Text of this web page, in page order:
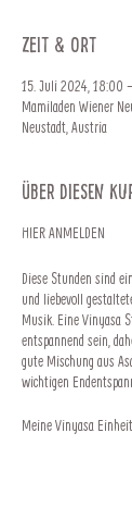
Zeit & Ort
15. Juli 2024, 18:00
Mamiladen Wiener
Neustadt, Austria
Über diesen
HIER ANMELDEN
Diese Stunden sind
und liebevoll
Musik. Eine Vinyasa
entspannend sein,
gute Mischung aus
wichtigen
Meine Vinyasa